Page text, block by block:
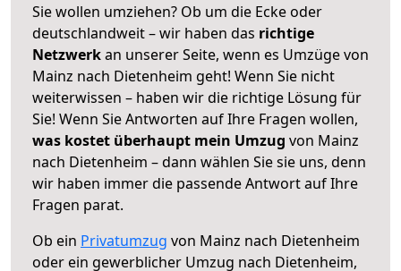
Sie wollen umziehen? Ob um die Ecke oder
deutschlandweit – wir haben das richtige
Netzwerkan unserer Seite, wenn es Umzüge von
Mainz nach Dietenheim geht! Wenn Sie nicht
weiterwissen – haben wir die richtige Lösung für
Sie! Wenn Sie Antworten auf Ihre Fragen wollen,
was kostet überhaupt mein Umzug von Mainz
nach Dietenheim – dann wählen Sie sie uns, denn
wir haben immer die passende Antwort auf Ihre
Fragen parat.
Ob ein Privatumzug von Mainz nach Dietenheim
oder ein gewerblicher Umzug nach Dietenheim,